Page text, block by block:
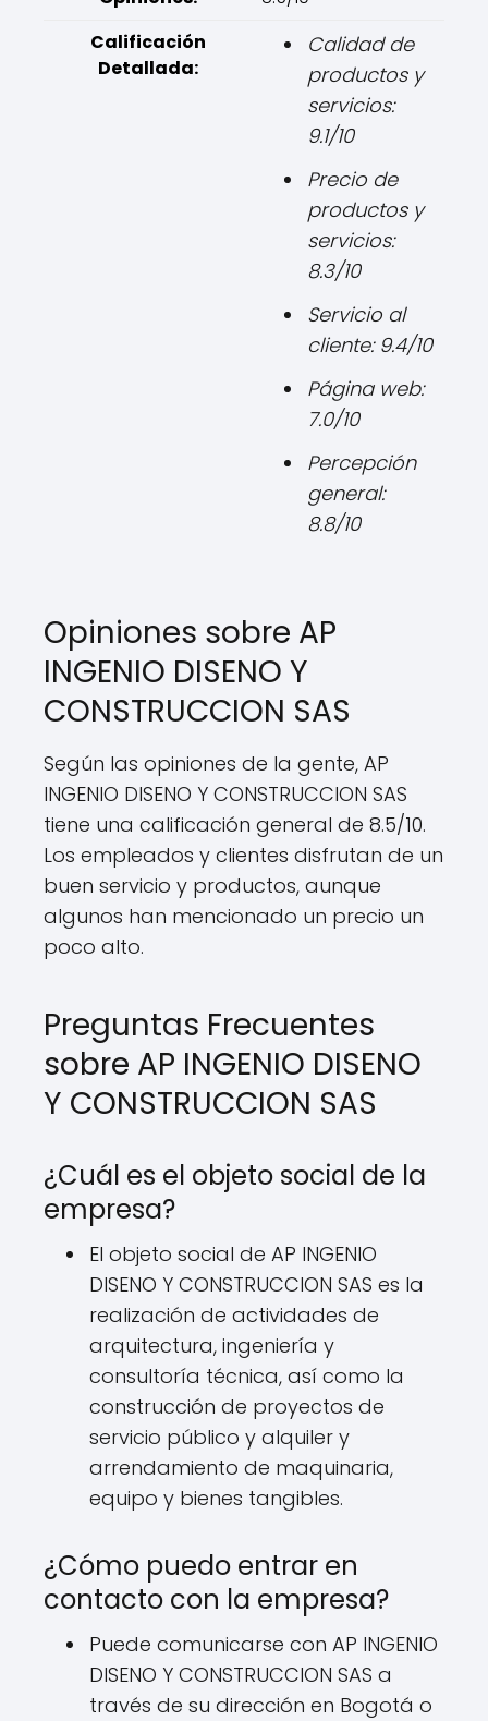
Calificación
Detallada:
Calidad de
productos y
servicios:
9.1/10
Precio de
productos y
servicios:
8.3/10
Servicio al
cliente: 9.4/10
Página web:
7.0/10
Percepción
general:
8.8/10
Opiniones sobre AP
INGENIO DISENO Y
CONSTRUCCION SAS
Según las opiniones de la gente, AP
INGENIO DISENO Y CONSTRUCCION SAS
tiene una calificación general de 8.5/10.
Los empleados y clientes disfrutan de un
buen servicio y productos, aunque
algunos han mencionado un precio un
poco alto.
Preguntas Frecuentes
sobre AP INGENIO DISENO
Y CONSTRUCCION SAS
¿Cuál es el objeto social de la
empresa?
El objeto social de AP INGENIO
DISENO Y CONSTRUCCION SAS es la
realización de actividades de
arquitectura, ingeniería y
consultoría técnica, así como la
construcción de proyectos de
servicio público y alquiler y
arrendamiento de maquinaria,
equipo y bienes tangibles.
¿Cómo puedo entrar en
contacto con la empresa?
Puede comunicarse con AP INGENIO
DISENO Y CONSTRUCCION SAS a
través de su dirección en Bogotá o